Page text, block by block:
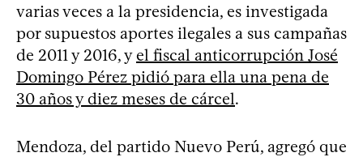
varias veces a la presidencia, es investigada
por supuestos aportes ilegales a sus campañas
de 2011 y 2016, yel fiscal anticorrupción José
Domingo Pérez pidió para ella una pena de
30 años y diez meses de cárcel.
Mendoza, del partido Nuevo Perú, agregó que